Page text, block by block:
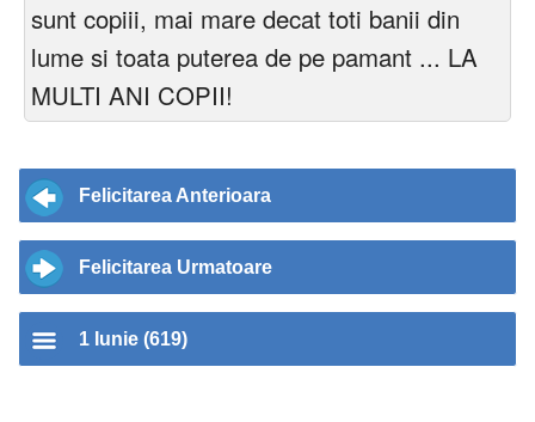
sunt copiii, mai mare decat toti banii din
lume si toata puterea de pe pamant ... LA
MULTI ANI COPII!
Felicitarea Anterioara
Felicitarea Urmatoare
1 Iunie (619)